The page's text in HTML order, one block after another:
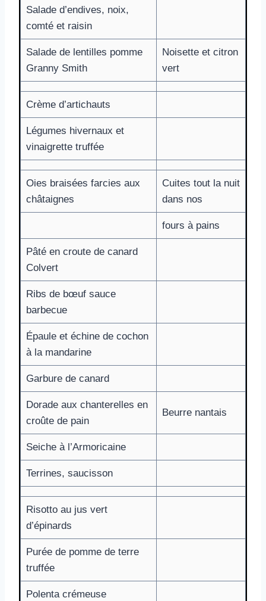
Salade d’endives, noix,
comté et raisin
Salade de lentilles pomme
Granny Smith
Noisette et citron
vert
Crème d’artichauts
Légumes hivernaux et
vinaigrette truffée
Oies braisées farcies aux
châtaignes
Cuites tout la nuit
dans nos
fours à pains
Pâté en croute de canard
Colvert
Ribs de bœuf sauce
barbecue
Épaule et échine de cochon
à la mandarine
Garbure de canard
Dorade aux chanterelles en
croûte de pain
Beurre nantais
Seiche à l’Armoricaine
Terrines, saucisson
Risotto au jus vert
d’épinards
Purée de pomme de terre
truffée
Polenta crémeuse